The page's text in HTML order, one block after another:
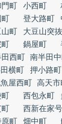
町 小西町
町 登大路町
山町 大豆山突
町 鍋屋町
西町 南半田
横町 押小路町
屋西町 高天市
町 西包永町
町 西新在家
原町 畑中町